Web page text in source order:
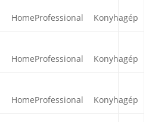
HomeProfessional Konyhagép
HomeProfessional Konyhagép
HomeProfessional Konyhagép